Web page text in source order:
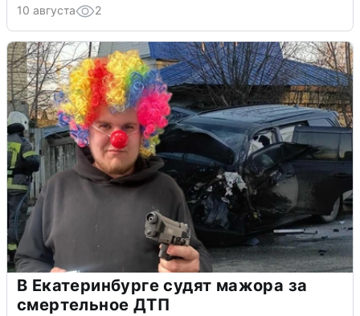
10 августа 2
В Екатеринбурге судят мажора за
смертельное ДТП